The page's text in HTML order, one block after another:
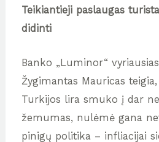
Teikiantieji paslaugas
didinti
Banko „Luminor“
Žygimantas Mauricas
Turkijos lira smuko į dar
žemumas, nulėmė gana
pinigų politika – infliacijai